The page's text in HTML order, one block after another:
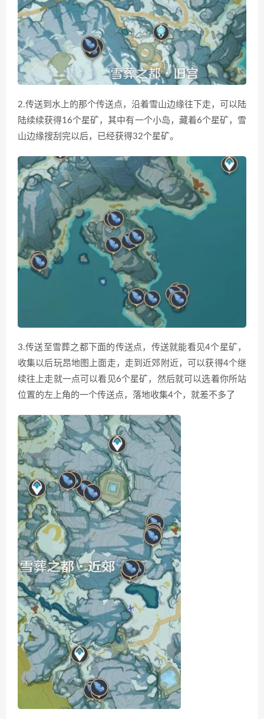
2.传送到水上的那个传送点，沿着雪山边缘往下走，可以陆
陆续续获得16个星矿，其中有一个小岛，藏着6个星矿，雪
山边缘搜刮完以后，已经获得32个星矿。
3.传送至雪葬之都下面的传送点，传送就能看见4个星矿，
收集以后玩昂地图上面走，走到近郊附近，可以获得4个继
续往上走就一点可以看见6个星矿，然后就可以选着你所站
位置的左上角的一个传送点，落地收集4个，就差不多了